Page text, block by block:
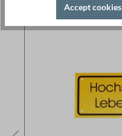
Accept cookies